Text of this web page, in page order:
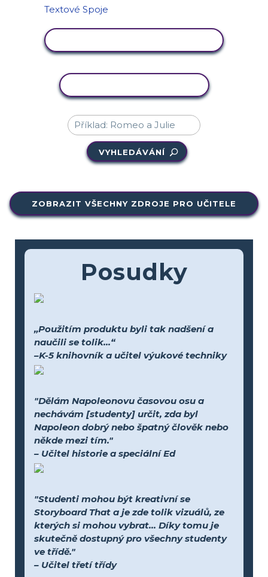
VYHLEDÁVÁNÍ
ZOBRAZIT VŠECHNY ZDROJE PRO UČITELE
Posudky
„Použitím produktu byli tak nadšení a
naučili se tolik...“
–K-5 knihovník a učitel výukové techniky
"Dělám Napoleonovu časovou osu a
nechávám [studenty] určit, zda byl
Napoleon dobrý nebo špatný člověk nebo
někde mezi tím."
– Učitel historie a speciální Ed
"Studenti mohou být kreativní se
Storyboard That a je zde tolik vizuálů, ze
kterých si mohou vybrat... Díky tomu je
skutečně dostupný pro všechny studenty
ve třídě."
– Učitel třetí třídy